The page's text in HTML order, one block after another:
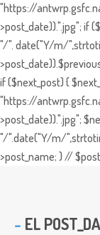
"https://
>post_date)).".jpg"; if
"/". date("Y/m/
if ($next_post) {
"https://
>post_date)).".jpg";
"/".date("Y/m/
>post_name; } //
EL